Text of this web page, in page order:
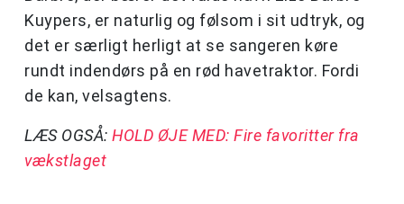
Kuypers, er naturlig og følsom i sit udtryk, og
det er særligt herligt at se sangeren køre
rundt indendørs på en rød havetraktor. Fordi
de kan, velsagtens.
LÆS OGSÅ: HOLD ØJE MED: Fire favoritter fra
vækstlaget